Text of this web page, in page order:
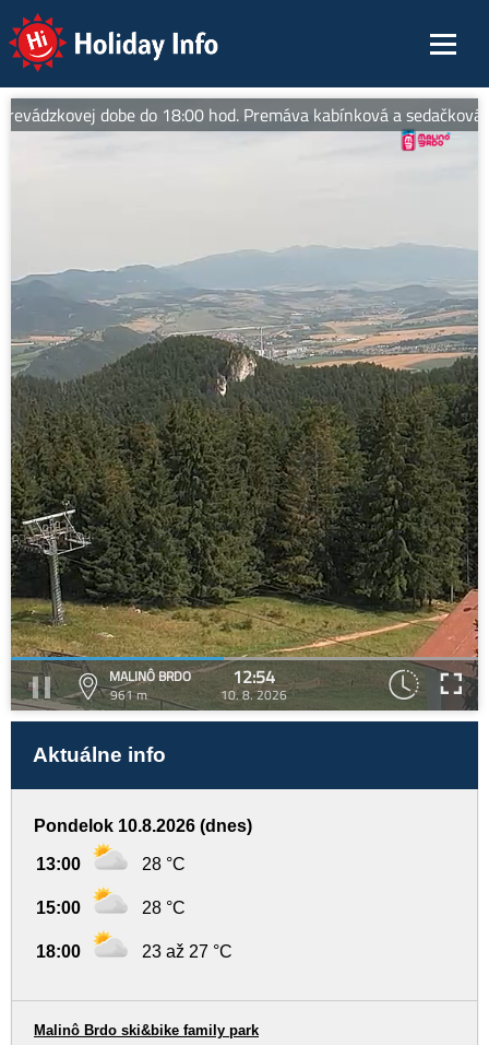
Holiday Info
dobe do 18:00 hod. Premáva kabínková a
MALINÔ BRDO
961 m
12:54
10. 8. 2026
Aktuálne info
Pondelok 10.8.2026 (dnes)
13:00 28 °C
15:00 28 °C
18:00 23 až 27 °C
Malinô Brdo ski&bike family park